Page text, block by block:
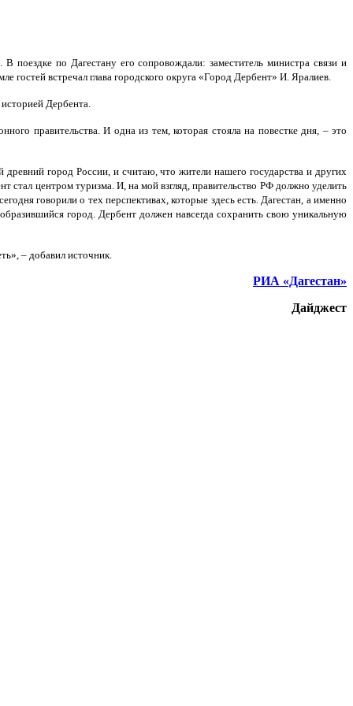
по Дагестану его сопровождали: заместитель министра связи и
встречал глава городского округа «Город Дербент» И. Яралиев.
Дербента.
правительства. И одна из тем, которая стояла на повестке дня, – это
город России, и считаю, что жители нашего государства и других
центром туризма. И, на мой взгляд, правительство РФ должно уделить
говорили о тех перспективах, которые здесь есть. Дагестан, а именно
город. Дербент должен навсегда сохранить свою уникальную
– добавил источник.
РИА «Дагестан»
Дайджест